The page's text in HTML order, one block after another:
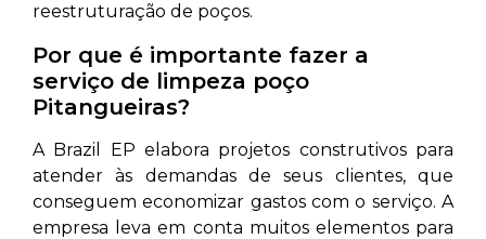
reestruturação de poços.
Por que é importante fazer a
serviço de limpeza poço
Pitangueiras?
A Brazil EP elabora projetos construtivos para
atender às demandas de seus clientes, que
conseguem economizar gastos com o serviço. A
empresa leva em conta muitos elementos para